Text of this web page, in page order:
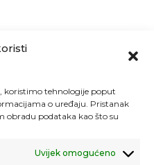
koristimo tehnologije poput
o uređaju. Pristanak
obradu podataka kao što su
Uvijek omogućeno